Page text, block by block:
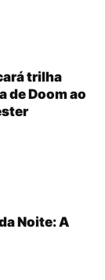
trilha
de Doom ao
Noite: A